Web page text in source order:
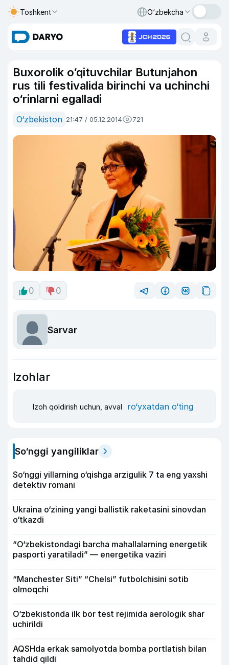
Toshkent O‘zbekcha
Buxorolik o‘qituvchilar Butunjahon
rus tili festivalida birinchi va uchinchi
o‘rinlarni egalladi
O‘zbekiston 21:47 / 05.12.2014 721
0 0
Sarvar
Izohlar
Izoh qoldirish uchun, avval ro‘yxatdan o‘ting
So‘nggi yangiliklar
So‘nggi yillarning o‘qishga arzigulik 7 ta eng yaxshi
detektiv romani
Ukraina o‘zining yangi ballistik raketasini sinovdan
o‘tkazdi
“O‘zbekistondagi barcha mahallalarning energetik
pasporti yaratiladi” — energetika vaziri
“Manchester Siti” “Chelsi” futbolchisini sotib
olmoqchi
O‘zbekistonda ilk bor test rejimida aerologik shar
uchirildi
AQSHda erkak samolyotda bomba portlatish bilan
tahdid qildi